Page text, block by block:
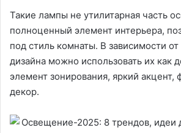
Такие лампы не утилитарная часть
полноценный элемент интерьера,
под стиль комнаты. В зависимости
дизайна можно использовать их как
элемент зонирования, яркий акцент,
декор.